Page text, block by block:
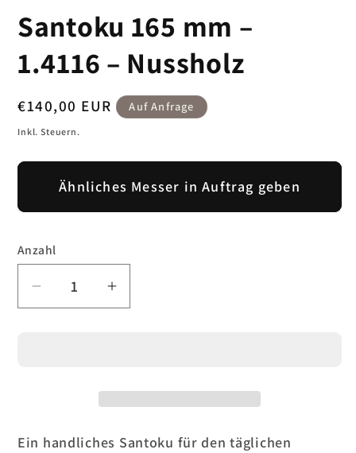
Santoku 165 mm –
1.4116 – Nussholz
Normaler
Preis
€140,00 EUR Auf Anfrage
Inkl. Steuern.
Ähnliches Messer in Auftrag geben
Anzahl
Verringere
–
Erhöhe
–
Ein handliches Santoku für den täglichen